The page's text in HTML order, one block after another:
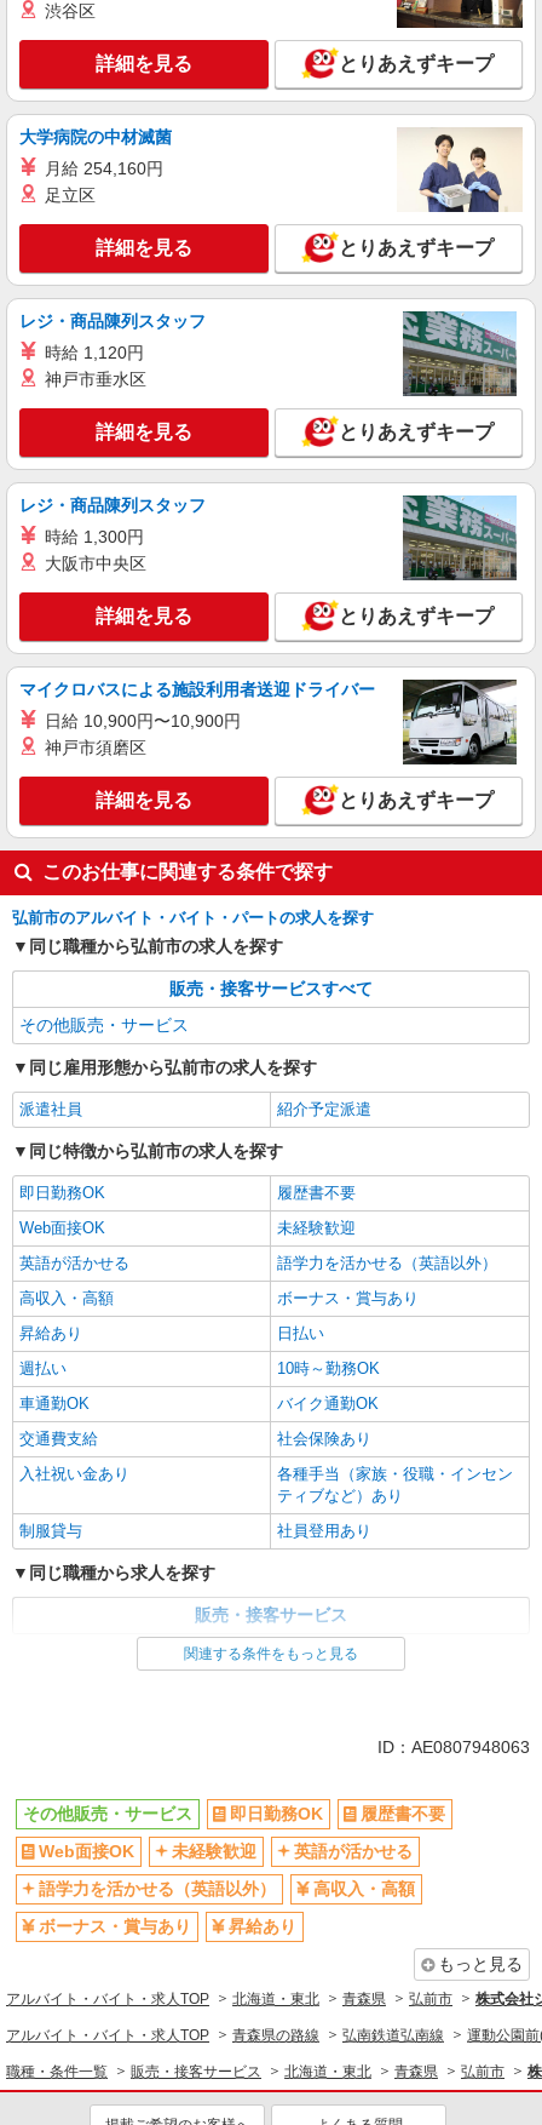
渋谷区
詳細を見る とりあえずキープ
大学病院の中材滅菌
月給 254,160円
足立区
詳細を見る とりあえずキープ
レジ・商品陳列スタッフ
時給 1,120円
神戸市垂水区
詳細を見る とりあえずキープ
レジ・商品陳列スタッフ
時給 1,300円
大阪市中央区
詳細を見る とりあえずキープ
マイクロバスによる施設利用者送迎ドライバー
日給 10,900円〜10,900円
神戸市須磨区
詳細を見る とりあえずキープ
このお仕事に関連する条件で探す
弘前市のアルバイト・バイト・パートの求人を探す
同じ職種から弘前市の求人を探す
販売・接客サービスすべて
その他販売・サービス
同じ雇用形態から弘前市の求人を探す
派遣社員 紹介予定派遣
同じ特徴から弘前市の求人を探す
即日勤務OK
履歴書不要
Web面接OK
未経験歓迎
英語が活かせる
語学力を活かせる（英語以外）
高収入・高額
ボーナス・賞与あり
昇給あり
日払い
週払い
10時～勤務OK
車通勤OK
バイク通勤OK
交通費支給
社会保険あり
入社祝い金あり
各種手当（家族・役職・インセン
ティブなど）あり
制服貸与
社員登用あり
同じ職種から求人を探す
販売・接客サービス
同じ特徴から求人を探す
社会保険あり
社員登用あり
関連する条件をもっと見る
ID：AE0807948063
その他販売・サービス 即日勤務OK
履歴書不要
Web面接OK
未経験歓迎
英語が活かせる
語学力を活かせる（英語以外）
高収入・高額
ボーナス・賞与あり
昇給あり
もっと見る
アルバイト・バイト・求人TOP 北海道・東北 青森県 弘前市 株式会社
アルバイト・バイト・求人TOP 青森県の路線 弘南鉄道弘南線 運動公園
職種・条件一覧 販売・接客サービス 北海道・東北 青森県 弘前市